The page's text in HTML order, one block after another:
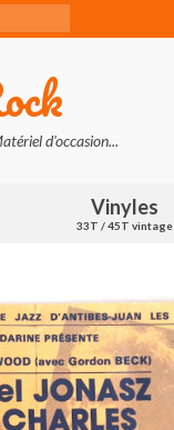
d'occasion...
Vinyles
33T / 45T vintage